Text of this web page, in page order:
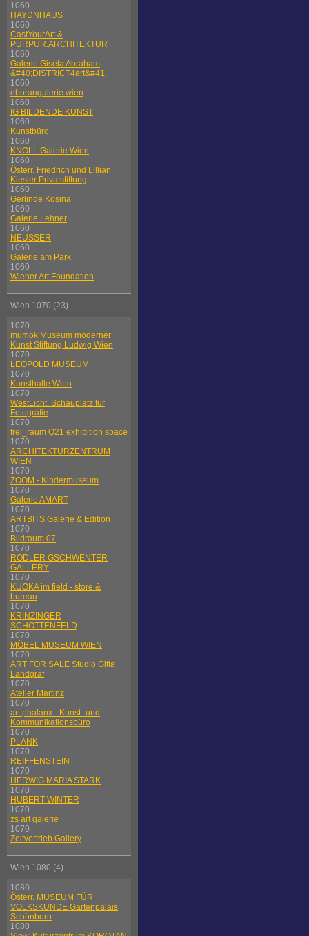
1060
HAYDNHAUS
1060
CastYourArt &
PURPUR.ARCHITEKTUR
1060
Galerie Gisela Abraham
&#40;DISTRICT4art&#41;
1060
eborangalerie wien
1060
IG BILDENDE KUNST
1060
Kunstbüro
1060
KNOLL Galerie Wien
1060
Österr. Friedrich und Lillian
Kiesler Privatstiftung
1060
Gerlinde Kosina
1060
Galerie Lehner
1060
NEUSSER
1060
Galerie am Park
1060
Wiener Art Foundation
Wien 1070 (23)
1070
mumok Museum moderner
Kunst Stiftung Ludwig Wien
1070
LEOPOLD MUSEUM
1070
Kunsthalle Wien
1070
WestLicht. Schauplatz für
Fotografie
1070
frei_raum Q21 exhibition space
1070
ARCHITEKTURZENTRUM
WIEN
1070
ZOOM - Kindermuseum
1070
Galerie AMART
1070
ARTBITS Galerie & Edition
1070
Bildraum 07
1070
RODLER GSCHWENTER
GALLERY
1070
KUOKA im field - store &
bureau
1070
KRINZINGER
SCHOTTENFELD
1070
MÖBEL MUSEUM WIEN
1070
ART FOR SALE Studio Gitta
Landgraf
1070
Atelier Martinz
1070
art:phalanx - Kunst- und
Kommunikationsbüro
1070
PLANK
1070
REIFFENSTEIN
1070
HERWIG MARIA STARK
1070
HUBERT WINTER
1070
zs art galerie
1070
Zeitvertrieb Gallery
Wien 1080 (4)
1080
Österr. MUSEUM FÜR
VOLKSKUNDE Gartenpalais
Schönborn
1080